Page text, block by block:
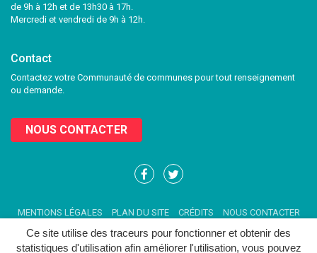
Ce site utilise des traceurs pour fonctionner et obtenir des
statistiques d'utilisation afin améliorer l'utilisation, vous pouvez
de 9h à 12h et de 13h30 à 17h.
Mercredi et vendredi de 9h à 12h.
Contact
Contactez votre Communauté de communes pour tout renseignement
ou demande.
NOUS CONTACTER
Lien
compte
Facebook
Lien
compte
Twitter
MENTIONS LÉGALES PLAN DU SITE CRÉDITS NOUS CONTACTER